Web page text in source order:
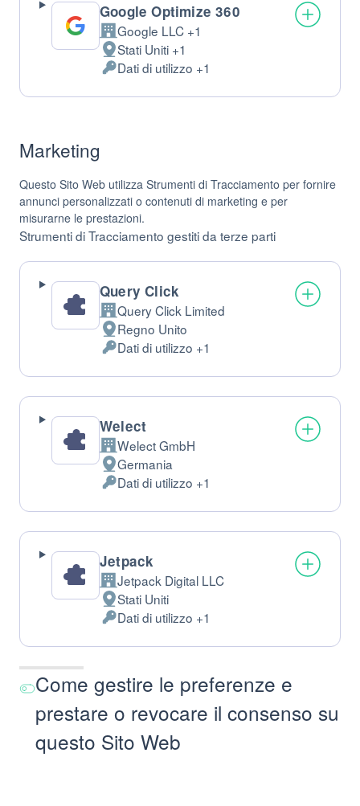
Google Optimize 360
Azienda:
Google LLC +1
Luogo
del
trattamento:
Stati Uniti +1
Dati
Personali
Dati di utilizzo +1
Marketing
Questo Sito Web utilizza Strumenti di Tracciamento per fornire
annunci personalizzati o contenuti di marketing e per
misurarne le prestazioni.
Strumenti di Tracciamento gestiti da terze parti
Query Click
Azienda:
Query Click Limited
Luogo
del
trattamento:
Regno Unito
Dati
Personali
trattati:
Dati di utilizzo +1
Welect
Azienda:
Welect GmbH
Luogo
del
trattamento:
Germania
Dati
Personali
trattati:
Dati di utilizzo +1
Jetpack
Azienda:
Jetpack Digital LLC
Luogo
del
trattamento:
Stati Uniti
Dati
Personali
Dati di utilizzo +1
Come gestire le preferenze e
prestare o revocare il consenso su
questo Sito Web